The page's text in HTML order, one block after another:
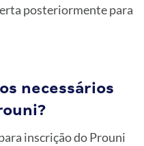
posteriormente para
necessários
inscrição do Prouni